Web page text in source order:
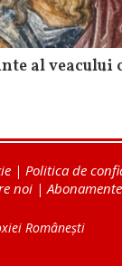
al veacului
| Politica de
noi | Abonamente
Românești